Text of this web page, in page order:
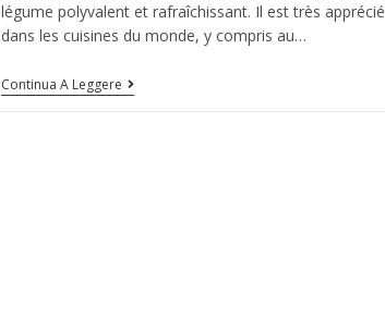
légume polyvalent et rafraîchissant. Il est très apprécié
dans les cuisines du monde, y compris au…
Continua A Leggere